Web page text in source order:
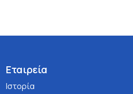
Εταιρεία
Ιστορία